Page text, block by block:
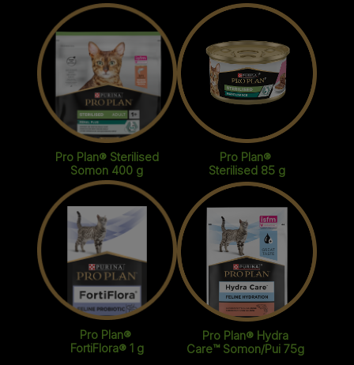
Pro Plan® Sterilised
Somon 400 g
Pro Plan®
Sterilised 85 g
Pro Plan®
FortiFlora® 1 g
Pro Plan® Hydra
Care™ Somon/Pui 75g